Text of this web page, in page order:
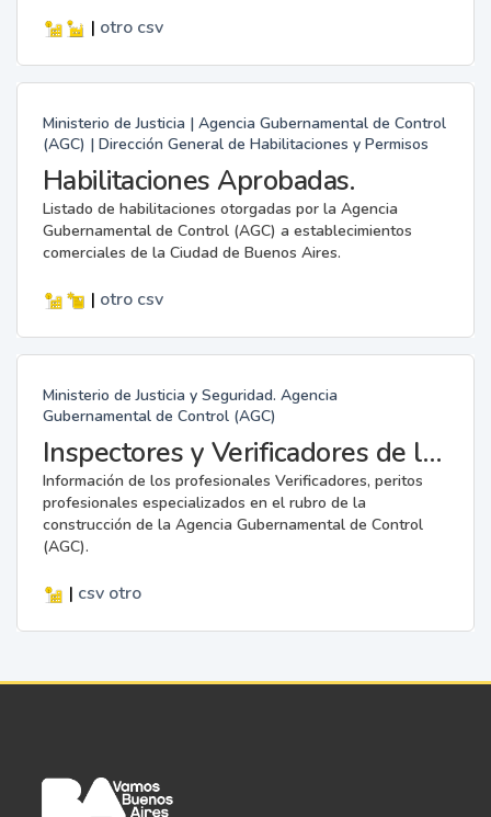
| otro csv
Ministerio de Justicia | Agencia Gubernamental de Control
(AGC) | Dirección General de Habilitaciones y Permisos
Habilitaciones Aprobadas.
Listado de habilitaciones otorgadas por la Agencia
Gubernamental de Control (AGC) a establecimientos
comerciales de la Ciudad de Buenos Aires.
| otro csv
Ministerio de Justicia y Seguridad. Agencia
Gubernamental de Control (AGC)
Inspectores y Verificadores de la AGC
Información de los profesionales Verificadores, peritos
profesionales especializados en el rubro de la
construcción de la Agencia Gubernamental de Control
(AGC).
| csv otro